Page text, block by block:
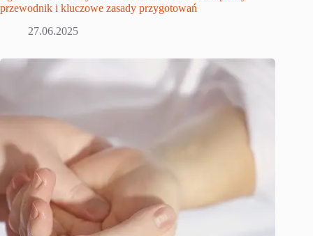
przewodnik i kluczowe zasady przygotowań
27.06.2025